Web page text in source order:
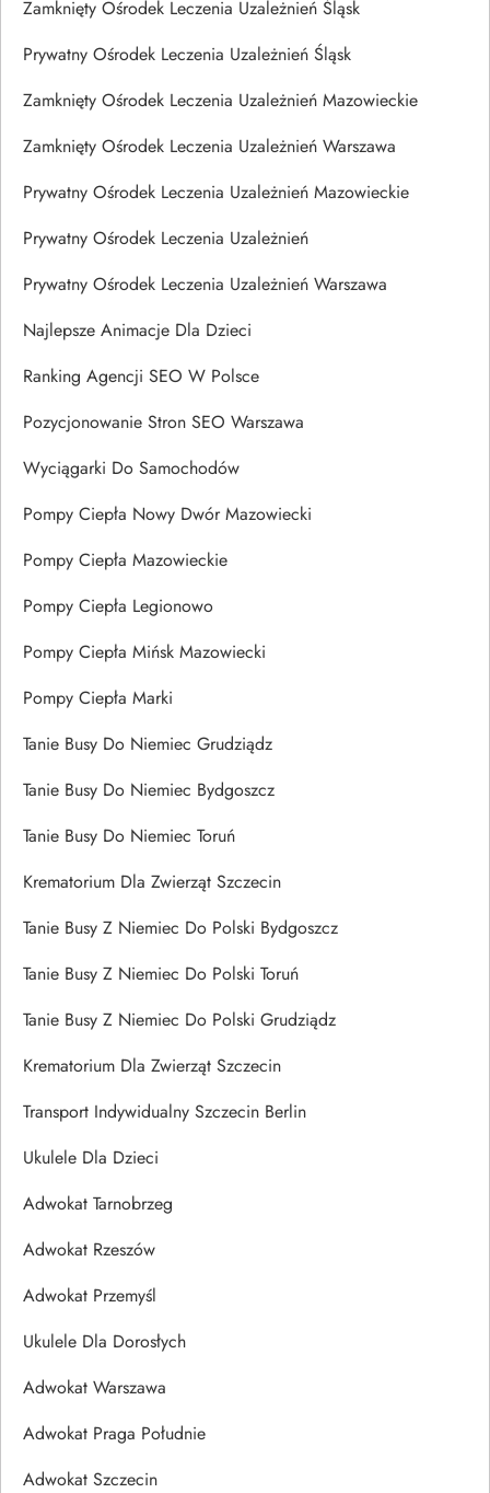
Zamknięty Ośrodek Leczenia Uzależnień Śląsk
Prywatny Ośrodek Leczenia Uzależnień Śląsk
Zamknięty Ośrodek Leczenia Uzależnień Mazowieckie
Zamknięty Ośrodek Leczenia Uzależnień Warszawa
Prywatny Ośrodek Leczenia Uzależnień Mazowieckie
Prywatny Ośrodek Leczenia Uzależnień
Prywatny Ośrodek Leczenia Uzależnień Warszawa
Najlepsze Animacje Dla Dzieci
Ranking Agencji SEO W Polsce
Pozycjonowanie Stron SEO Warszawa
Wyciągarki Do Samochodów
Pompy Ciepła Nowy Dwór Mazowiecki
Pompy Ciepła Mazowieckie
Pompy Ciepła Legionowo
Pompy Ciepła Mińsk Mazowiecki
Pompy Ciepła Marki
Tanie Busy Do Niemiec Grudziądz
Tanie Busy Do Niemiec Bydgoszcz
Tanie Busy Do Niemiec Toruń
Krematorium Dla Zwierząt Szczecin
Tanie Busy Z Niemiec Do Polski Bydgoszcz
Tanie Busy Z Niemiec Do Polski Toruń
Tanie Busy Z Niemiec Do Polski Grudziądz
Krematorium Dla Zwierząt Szczecin
Transport Indywidualny Szczecin Berlin
Ukulele Dla Dzieci
Adwokat Tarnobrzeg
Adwokat Rzeszów
Adwokat Przemyśl
Ukulele Dla Dorosłych
Adwokat Warszawa
Adwokat Praga Południe
Adwokat Szczecin